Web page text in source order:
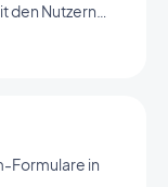
den Nutzern
Formulare in